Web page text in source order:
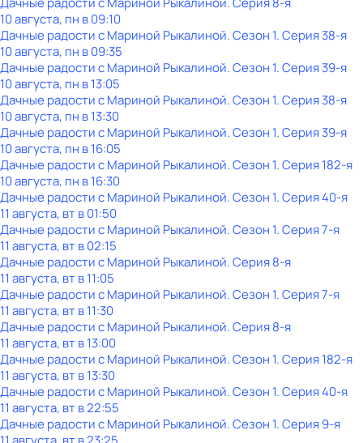
10 августа, пн в 09:10
Дачные радости с Мариной Рыкалиной. Сезон 1. Серия 38-я
10 августа, пн в 09:35
Дачные радости с Мариной Рыкалиной. Сезон 1. Серия 39-я
10 августа, пн в 13:05
Дачные радости с Мариной Рыкалиной. Сезон 1. Серия 38-я
10 августа, пн в 13:30
Дачные радости с Мариной Рыкалиной. Сезон 1. Серия 39-я
10 августа, пн в 16:05
Дачные радости с Мариной Рыкалиной. Сезон 1. Серия 182-я
10 августа, пн в 16:30
Дачные радости с Мариной Рыкалиной. Сезон 1. Серия 40-я
11 августа, вт в 01:50
Дачные радости с Мариной Рыкалиной. Сезон 1. Серия 7-я
11 августа, вт в 02:15
Дачные радости с Мариной Рыкалиной. Серия 8-я
11 августа, вт в 11:05
Дачные радости с Мариной Рыкалиной. Сезон 1. Серия 7-я
11 августа, вт в 11:30
Дачные радости с Мариной Рыкалиной. Серия 8-я
11 августа, вт в 13:00
Дачные радости с Мариной Рыкалиной. Сезон 1. Серия 182-я
11 августа, вт в 13:30
Дачные радости с Мариной Рыкалиной. Сезон 1. Серия 40-я
11 августа, вт в 22:55
Дачные радости с Мариной Рыкалиной. Сезон 1. Серия 9-я